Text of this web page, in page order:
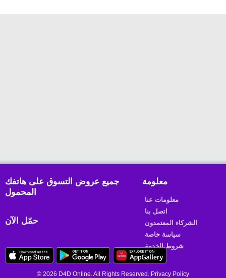
جميع عروض التسوق على هاتفك
المحمول
حمّل الآن
معلومة
معلومات عنا
اتصل بنا
الشركاء المعتمدون
سياسة خاصة
شروط الخدمة
© 2026 D4D Online. All Rights Reserved. Privacy Policy